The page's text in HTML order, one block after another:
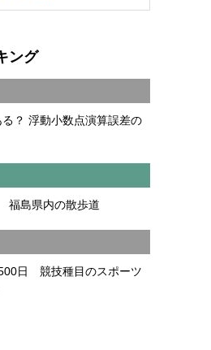
ング
？ 浮動小数点演算誤差の
福島県内の散歩道
日 競技種目のスポーツ